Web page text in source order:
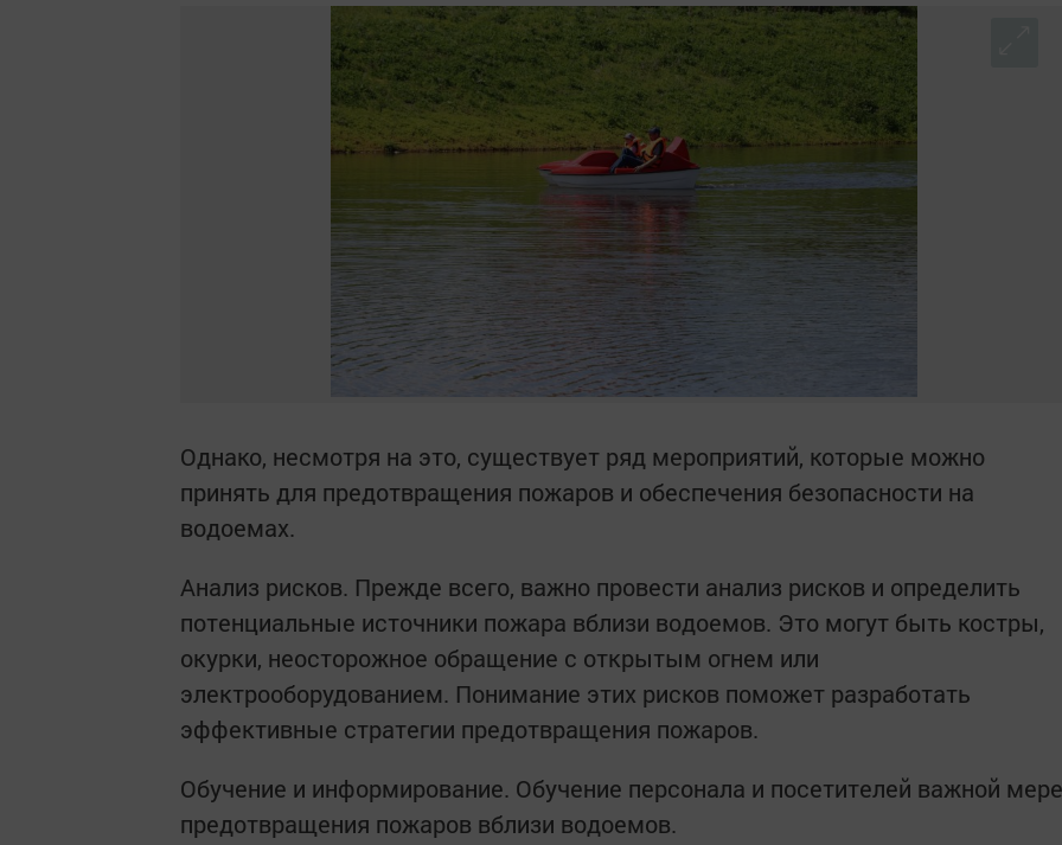
Однако, несмотря на это, существует ряд мероприятий, которые можно
принять для предотвращения пожаров и обеспечения безопасности на
водоемах.
Анализ рисков. Прежде всего, важно провести анализ рисков и определить
потенциальные источники пожара вблизи водоемов. Это могут быть костры,
окурки, неосторожное обращение с открытым огнем или
электрооборудованием. Понимание этих рисков поможет разработать
эффективные стратегии предотвращения пожаров.
Обучение и информирование. Обучение персонала и посетителей важной мере
предотвращения пожаров вблизи водоемов.